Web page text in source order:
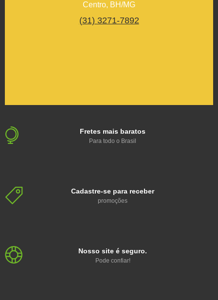
Centro, BH/MG
(31) 3271-7892
Fretes mais baratos
Para todo o Brasil
Cadastre-se para receber
promoções
Nosso site é seguro.
Pode confiar!